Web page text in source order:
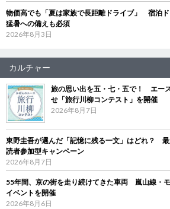
物価高でも「夏は家族で長距離ドライブ」 宿泊ド
猛暑への備えも必須
2026年8月3日
カルチャー
旅の思い出を五・七・五で！ エー
せ「旅行川柳コンテスト」を開催
2026年8月7日
東野圭吾が選んだ「記憶に残る一文」はどれ？
読者参加型キャンペーン
2026年8月7日
55年間、京の街を走り続けてきた車両 嵐山線・
イベントを開催
2026年8月6日